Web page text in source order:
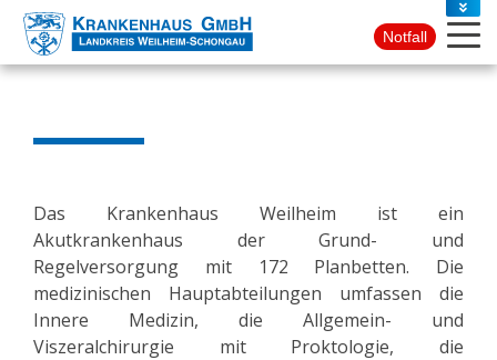
PRESSE
KONTAKT
Notfall
Das Krankenhaus Weilheim ist ein
Akutkrankenhaus der Grund- und
Regelversorgung mit 172 Planbetten. Die
medizinischen Hauptabteilungen umfassen die
Innere Medizin, die Allgemein- und
Viszeralchirurgie mit Proktologie, die